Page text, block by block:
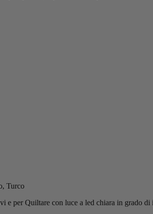
Turco
e per Quiltare con luce a led chiara in grado